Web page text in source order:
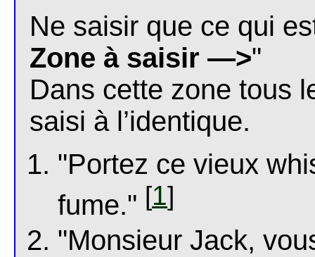
Ne saisir que ce qui
Zone à saisir —>"
Dans cette zone tous
saisi à l’identique.
"Portez ce vieux
fume." [1]
"Monsieur Jack,